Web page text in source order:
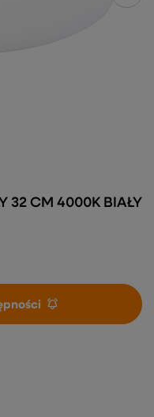
32 CM 4000K BIAŁY